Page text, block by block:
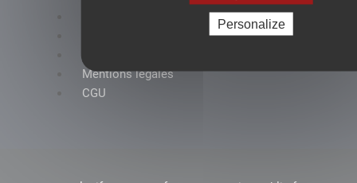
Personalize
Mentions légales
CGU